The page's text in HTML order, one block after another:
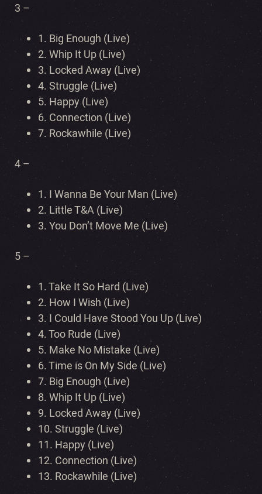
3 –
1. Big Enough (Live)
2. Whip It Up (Live)
3. Locked Away (Live)
4. Struggle (Live)
5. Happy (Live)
6. Connection (Live)
7. Rockawhile (Live)
4 –
1. I Wanna Be Your Man (Live)
2. Little T&A (Live)
3. You Don’t Move Me (Live)
5 –
1. Take It So Hard (Live)
2. How I Wish (Live)
3. I Could Have Stood You Up (Live)
4. Too Rude (Live)
5. Make No Mistake (Live)
6. Time is On My Side (Live)
7. Big Enough (Live)
8. Whip It Up (Live)
9. Locked Away (Live)
10. Struggle (Live)
11. Happy (Live)
12. Connection (Live)
13. Rockawhile (Live)